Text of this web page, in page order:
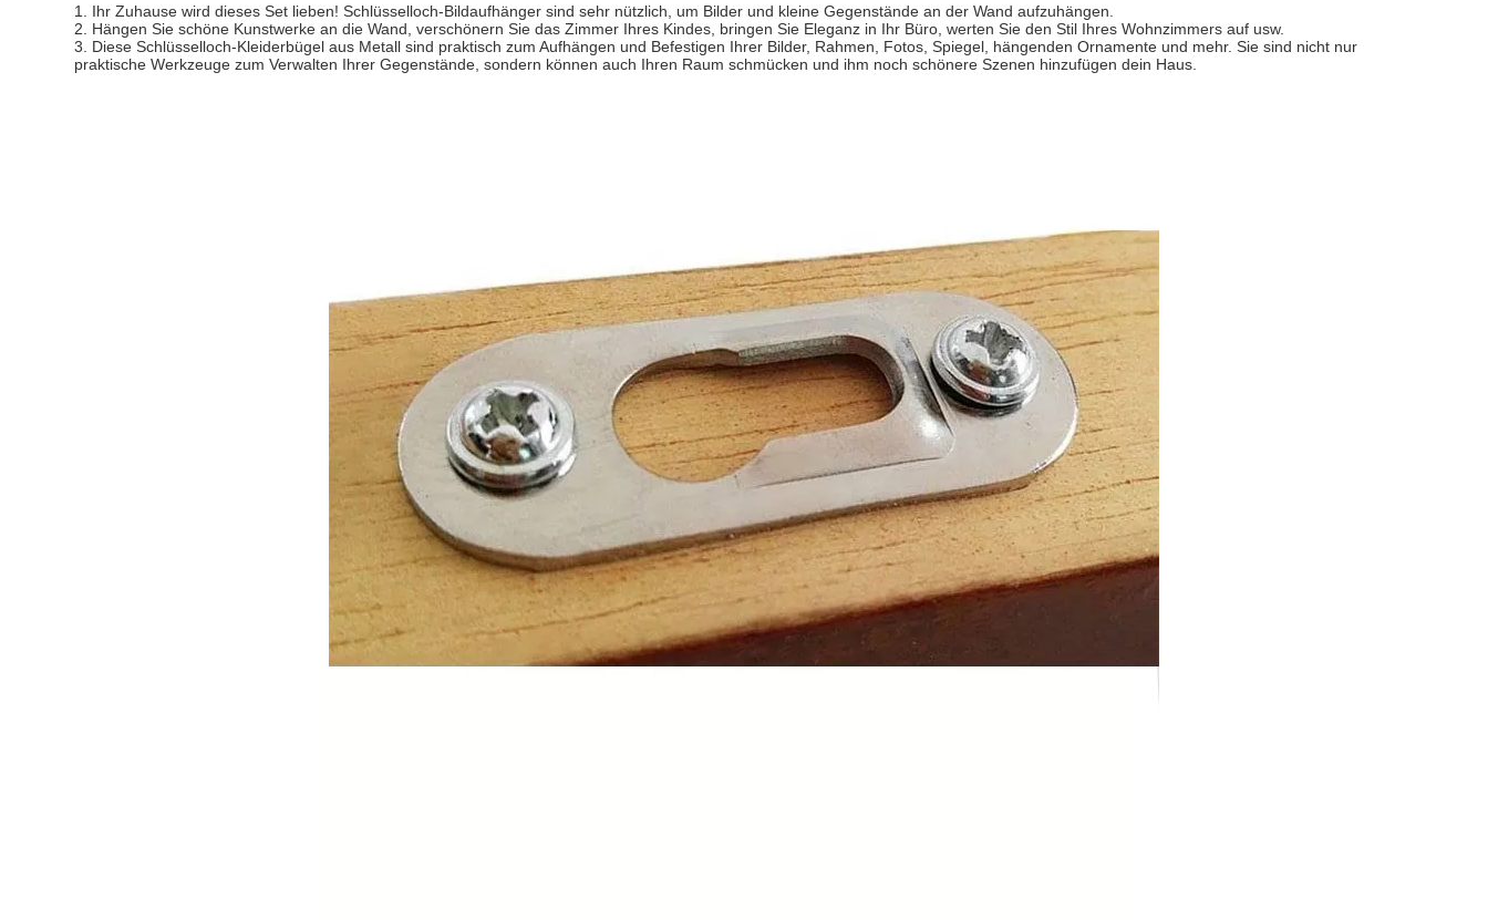
1. Ihr Zuhause wird dieses Set lieben! Schlüsselloch-Bildaufhänger sind sehr nützlich, um Bilder und kleine Gegenstände an der Wand aufzuhängen.
2. Hängen Sie schöne Kunstwerke an die Wand, verschönern Sie das Zimmer Ihres Kindes, bringen Sie Eleganz in Ihr Büro, werten Sie den Stil Ihres Wohnzimmers auf usw.
3. Diese Schlüsselloch-Kleiderbügel aus Metall sind praktisch zum Aufhängen und Befestigen Ihrer Bilder, Rahmen, Fotos, Spiegel, hängenden Ornamente und mehr. Sie sind nicht nur
praktische Werkzeuge zum Verwalten Ihrer Gegenstände, sondern können auch Ihren Raum schmücken und ihm noch schönere Szenen hinzufügen dein Haus.